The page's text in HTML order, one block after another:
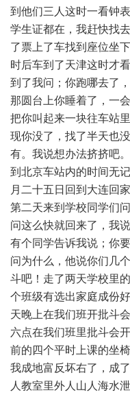
到他们三人这时一看钟
学生证都在，我赶快找
了票上了车找到座位坐
时后车到了天津这时才
到了我问；你跑哪去了
那圆台上你睡着了，一
把你叫起来一块往车站
现你没了，找了半天也
有。我说想办法挤挤吧
到北京车站内的时间无
月二十五日回到大连回
第二天来到学校同学们
问这么快就回来了，我
有个同学告诉我说；你
问为什么，他说你们几
斗吧！走了两天学校里
个班级有选出家庭成份
天晚上在我们班开批斗
六点在我们班里批斗会
前的四个平时上课的坐
我成地富反坏右了，成
人教室里外人山人海水